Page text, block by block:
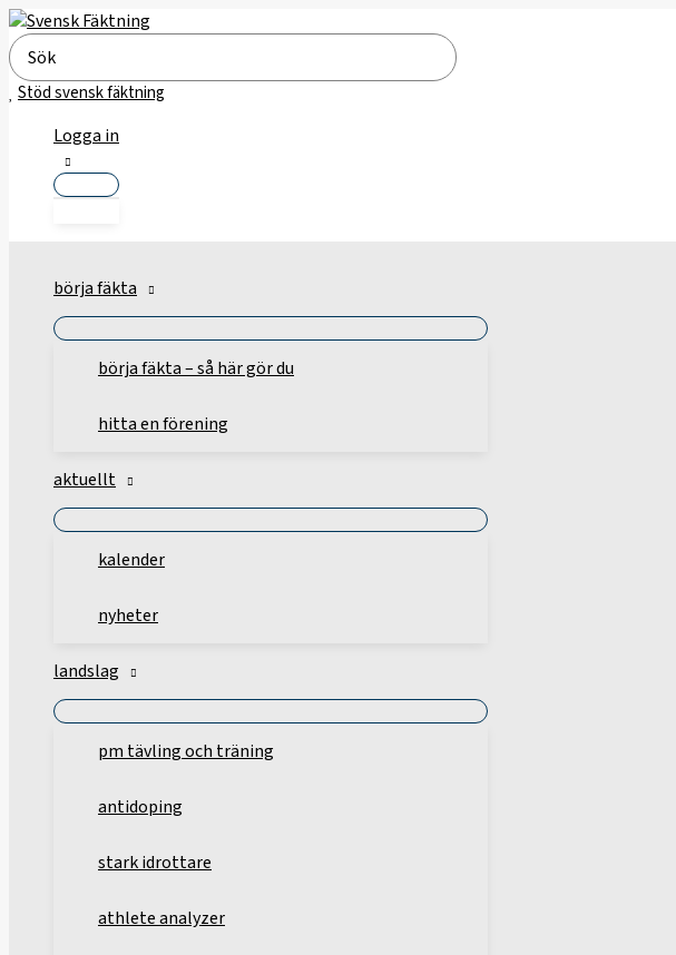
Hoppa
till
innehåll
Search
for:
Stöd svensk fäktning
Logga in
börja fäkta
börja fäkta – så här gör du
hitta en förening
aktuellt
kalender
nyheter
landslag
pm tävling och träning
antidoping
stark idrottare
athlete analyzer